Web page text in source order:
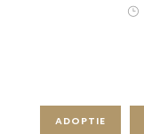
ADOPTIE